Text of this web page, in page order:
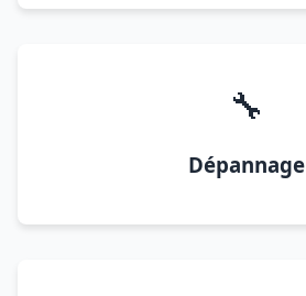
🔧
Dépannage